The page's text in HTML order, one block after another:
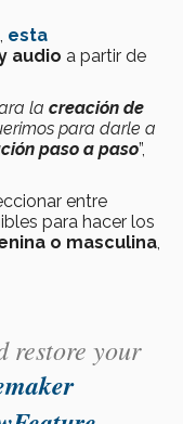
esta
audio a partir de
la creación de
para darle a
paso a paso”,
entre
para hacer los
o masculina,
restore your